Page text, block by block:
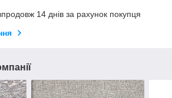
14 днів за рахунок покупця